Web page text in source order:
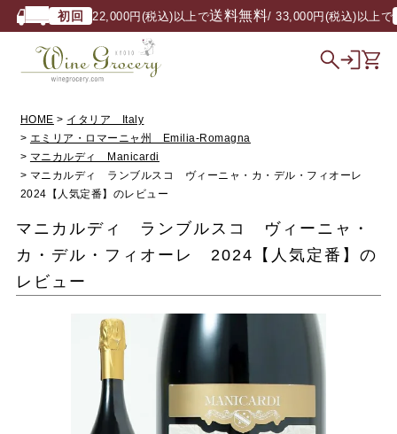
初回 22,000円(税込)以上で送料無料/ 33,000円(税込)以上で
HOME
イタリア Italy
エミリア・ロマーニャ州 Emilia-Romagna
マニカルディ Manicardi
マニカルディ ランブルスコ ヴィーニャ・カ・デル・フィオーレ
2024【人気定番】のレビュー
マニカルディ ランブルスコ ヴィーニャ・
カ・デル・フィオーレ 2024【人気定番】の
レビュー